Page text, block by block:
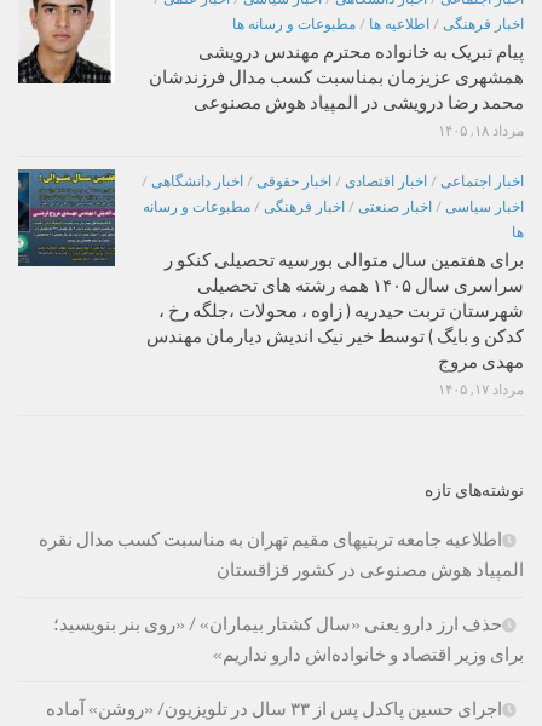
اخبار فرهنگی / اطلاعیه ها / مطبوعات و رسانه ها
پیام تبریک به خانواده محترم مهندس درویشی
همشهری عزیزمان بمناسبت کسب مدال فرزندشان
محمد رضا درویشی در المپیاد هوش مصنوعی
مرداد ۱۸, ۱۴۰۵
اخبار اجتماعی / اخبار اقتصادی / اخبار حقوقی / اخبار دانشگاهی /
اخبار سیاسی / اخبار صنعتی / اخبار فرهنگی / مطبوعات و رسانه
ها
برای هفتمین سال متوالی بورسیه تحصیلی کنکو ر
سراسری سال ۱۴۰۵ همه رشته های تحصیلی
شهرستان تربت حیدریه ( زاوه ، محولات ،جلگه رخ ،
کدکن و بایگ ) توسط خیر نیک اندیش دیارمان مهندس
مهدی مروج
مرداد ۱۷, ۱۴۰۵
نوشته‌های تازه
اطلاعیه جامعه تربتیهای مقیم تهران به مناسبت کسب مدال نقره
المپیاد هوش مصنوعی در کشور قزاقستان
حذف ارز دارو یعنی «سال کشتار بیماران» / «روی بنر بنویسید؛
برای وزیر اقتصاد و خانواده‌اش دارو نداریم»
اجرای حسین پاکدل پس از ۳۳ سال در تلویزیون/ «روشن» آماده